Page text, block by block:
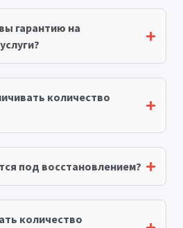
гарантию на
количество
под восстановлением?
количество